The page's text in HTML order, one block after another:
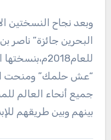
وبعد نجاح النسختين
البحرين جائزة” ناصر
“عش حلمك” ومنحت
جميع أنحاء العالم
بينهم وبين طريقهم